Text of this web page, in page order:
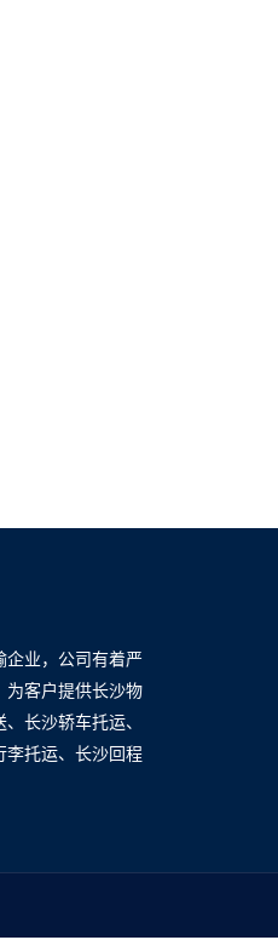
企业，公司有着严
为客户提供长沙物
长沙轿车托运、
李托运、长沙回程